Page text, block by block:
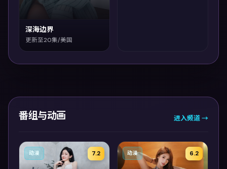
深海边界
更新至20集/美国
番组与动画 进入频道 →
7.2
动漫 6.2
动漫